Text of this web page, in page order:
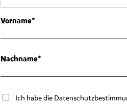
Vorname
Nachname
Ich habe die